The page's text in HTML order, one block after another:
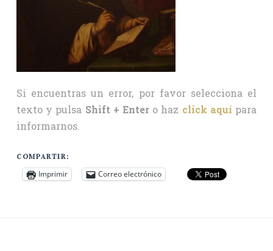
Si encuentras un error, por favor selecciona el
texto y pulsa Shift + Enter o haz click aquí para
informarnos.
COMPARTIR:
Imprimir Correo electrónico